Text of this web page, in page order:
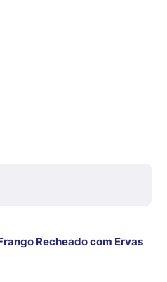
Recheado com Ervas